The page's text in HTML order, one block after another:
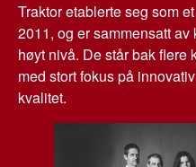
Traktor etablerte seg som
2011, og er sammensatt
høyt nivå. De står bak flere
med stort fokus på
kvalitet.